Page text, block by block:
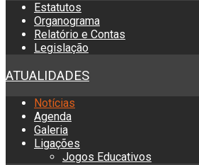
Estatutos
Organograma
Relatório e Contas
Legislação
ATUALIDADES
Notícias
Agenda
Galeria
Ligações
Jogos Educativos